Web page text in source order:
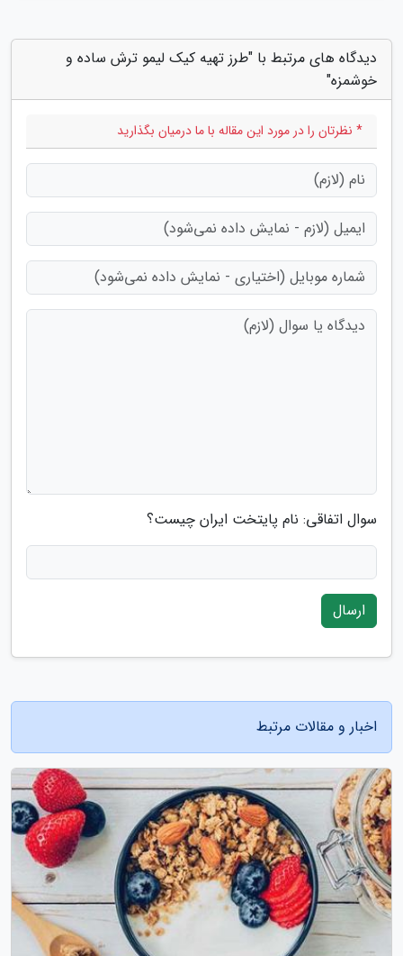
دیدگاه های مرتبط با "طرز تهیه کیک لیمو ترش ساده و
خوشمزه"
* نظرتان را در مورد این مقاله با ما درمیان بگذارید
سوال اتفاقی: نام پایتخت ایران چیست؟
ارسال
اخبار و مقالات مرتبط